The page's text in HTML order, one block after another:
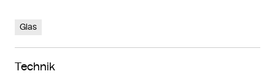
Glas
Technik